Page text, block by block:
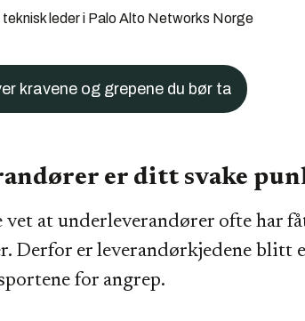
leder i Palo Alto Networks Norge
kravene og grepene du bør ta
er ditt svake
vet at underleverandører ofte har
Derfor er leverandørkjedene blitt
for angrep.